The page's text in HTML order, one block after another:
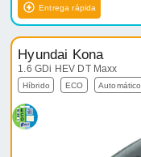
Entrega rápida
Hyundai Kona
1.6 GDi HEV DT Maxx
Híbrido ECO Automático